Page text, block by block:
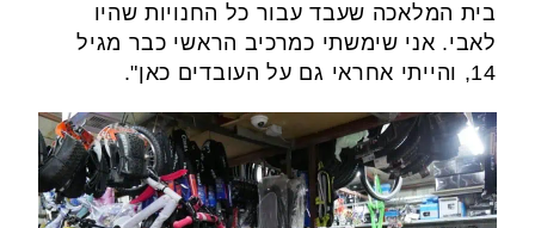
בית המלאכה שעבד עבור כל החנויות שהיו
לאבי. אני שימשתי כמרכיב הראשי כבר מגיל
14, והייתי אחראי גם על העובדים כאן".